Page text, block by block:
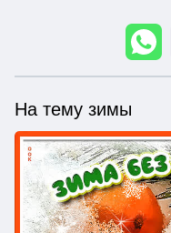
На тему зимы